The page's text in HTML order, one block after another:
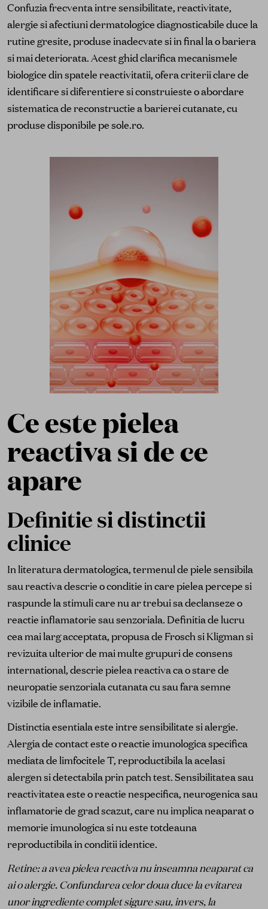
Confuzia frecventa intre sensibilitate, reactivitate,
alergie si afectiuni dermatologice diagnosticabile duce la
rutine gresite, produse inadecvate si in final la o bariera
si mai deteriorata. Acest ghid clarifica mecanismele
biologice din spatele reactivitatii, ofera criterii clare de
identificare si diferentiere si construieste o abordare
sistematica de reconstructie a barierei cutanate, cu
produse disponibile pe sole.ro.
Ce este pielea
reactiva si de ce
apare
Definitie si distinctii
clinice
In literatura dermatologica, termenul de piele sensibila
sau reactiva descrie o conditie in care pielea percepe si
raspunde la stimuli care nu ar trebui sa declanseze o
reactie inflamatorie sau senzoriala. Definitia de lucru
cea mai larg acceptata, propusa de Frosch si Kligman si
revizuita ulterior de mai multe grupuri de consens
international, descrie pielea reactiva ca o stare de
neuropatie senzoriala cutanata cu sau fara semne
vizibile de inflamatie.
Distinctia esentiala este intre sensibilitate si alergie.
Alergia de contact este o reactie imunologica specifica
mediata de limfocitele T, reproductibila la acelasi
alergen si detectabila prin patch test. Sensibilitatea sau
reactivitatea este o reactie nespecifica, neurogenica sau
inflamatorie de grad scazut, care nu implica neaparat o
memorie imunologica si nu este totdeauna
reproductibila in conditii identice.
Retine: a avea pielea reactiva nu inseamna neaparat ca
ai o alergie. Confundarea celor doua duce la evitarea
unor ingrediente complet sigure sau, invers, la